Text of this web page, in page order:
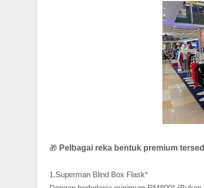
🎁 Pelbagai reka bentuk premium
1.Superman Blind Box Flask*